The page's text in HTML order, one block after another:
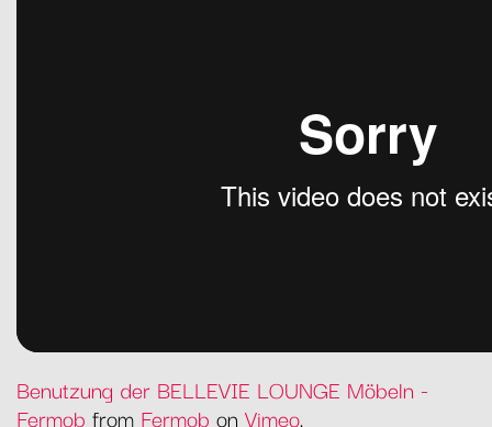
Benutzung der BELLEVIE LOUNGE Möbeln -
Fermob from Fermob on Vimeo.